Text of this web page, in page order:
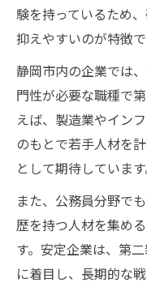
験を持っているため
抑えやすいのが特徴で
静岡市内の企業では
門性が必要な職種で
えば、製造業やイン
のもとで若手人材を
として期待しています
また、公務員分野で
歴を持つ人材を集め
す。安定企業は、第
に着目し、長期的な